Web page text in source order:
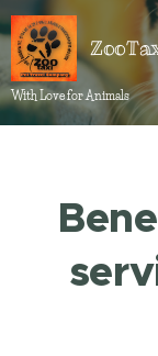
With Love for Animals ❤️